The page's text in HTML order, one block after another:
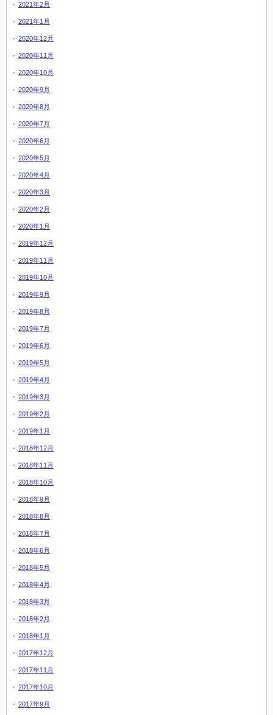
2021年2月
2021年1月
2020年12月
2020年11月
2020年10月
2020年9月
2020年8月
2020年7月
2020年6月
2020年5月
2020年4月
2020年3月
2020年2月
2020年1月
2019年12月
2019年11月
2019年10月
2019年9月
2019年8月
2019年7月
2019年6月
2019年5月
2019年4月
2019年3月
2019年2月
2019年1月
2018年12月
2018年11月
2018年10月
2018年9月
2018年8月
2018年7月
2018年6月
2018年5月
2018年4月
2018年3月
2018年2月
2018年1月
2017年12月
2017年11月
2017年10月
2017年9月